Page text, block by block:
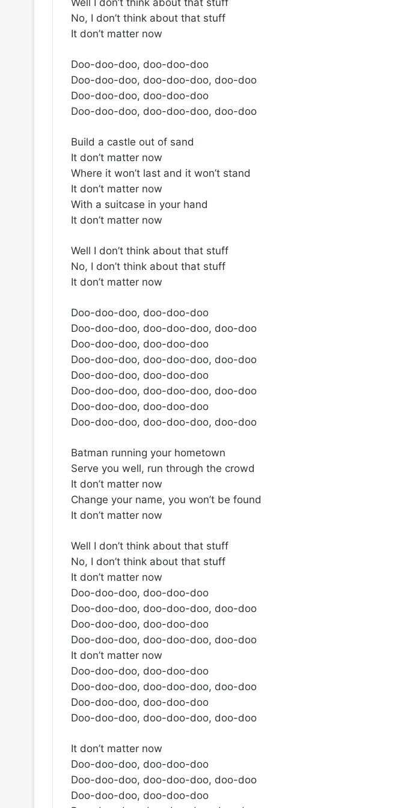
No, I don’t think about that stuff
It don’t matter now
Doo-doo-doo, doo-doo-doo
Doo-doo-doo, doo-doo-doo, doo-doo
Doo-doo-doo, doo-doo-doo
Doo-doo-doo, doo-doo-doo, doo-doo
Build a castle out of sand
It don’t matter now
Where it won’t last and it won’t stand
It don’t matter now
With a suitcase in your hand
It don’t matter now
Well I don’t think about that stuff
No, I don’t think about that stuff
It don’t matter now
Doo-doo-doo, doo-doo-doo
Doo-doo-doo, doo-doo-doo, doo-doo
Doo-doo-doo, doo-doo-doo
Doo-doo-doo, doo-doo-doo, doo-doo
Doo-doo-doo, doo-doo-doo
Doo-doo-doo, doo-doo-doo, doo-doo
Doo-doo-doo, doo-doo-doo
Doo-doo-doo, doo-doo-doo, doo-doo
Batman running your hometown
Serve you well, run through the crowd
It don’t matter now
Change your name, you won’t be found
It don’t matter now
Well I don’t think about that stuff
No, I don’t think about that stuff
It don’t matter now
Doo-doo-doo, doo-doo-doo
Doo-doo-doo, doo-doo-doo, doo-doo
Doo-doo-doo, doo-doo-doo
Doo-doo-doo, doo-doo-doo, doo-doo
It don’t matter now
Doo-doo-doo, doo-doo-doo
Doo-doo-doo, doo-doo-doo, doo-doo
Doo-doo-doo, doo-doo-doo
Doo-doo-doo, doo-doo-doo, doo-doo
It don’t matter now
Doo-doo-doo, doo-doo-doo
Doo-doo-doo, doo-doo-doo, doo-doo
Doo-doo-doo, doo-doo-doo